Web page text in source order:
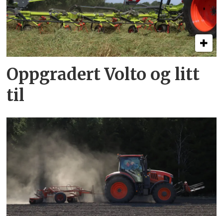
Oppgradert Volto og litt
til